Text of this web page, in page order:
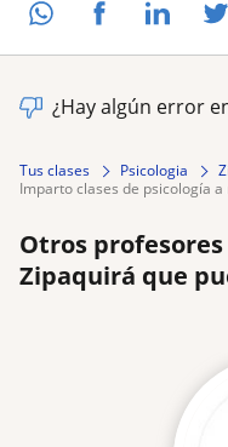
¿Hay algún error
Tus clases Psicologia
imparto clases de psicología
Otros
Zipaquirá que